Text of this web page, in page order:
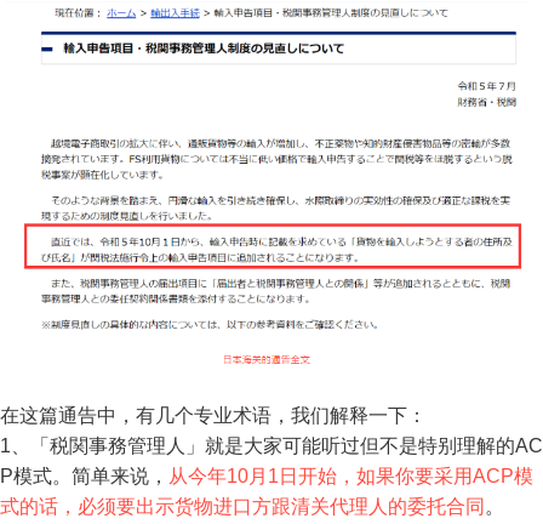
在这篇通告中，有几个专业术语，我们解释一下：
1、「税関事務管理人」就是大家可能听过但不是特别理解的AC
P模式。简单来说， 从今年10月1日开始，如果你要采用ACP模
式的话，必须要出示货物进口方跟清关代理人的委托合同 。